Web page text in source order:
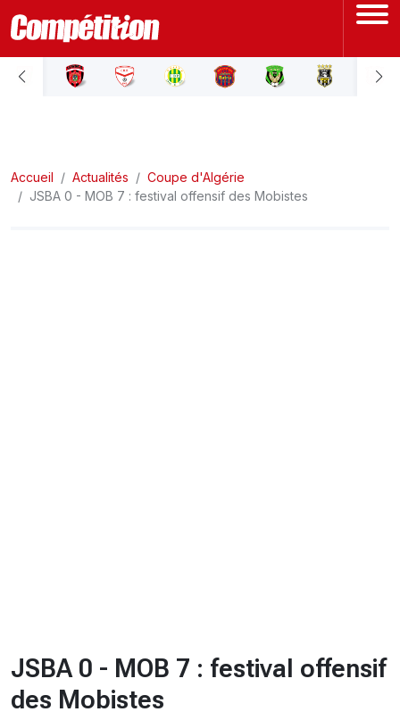
ACCUEIL
LIGUE 2
Accueil Actualités
Coupe d'Algérie
JSBA 0 - MOB 7 : festival offensif des Mobistes
JSBA 0 - MOB 7 : festival offensif
des Mobistes